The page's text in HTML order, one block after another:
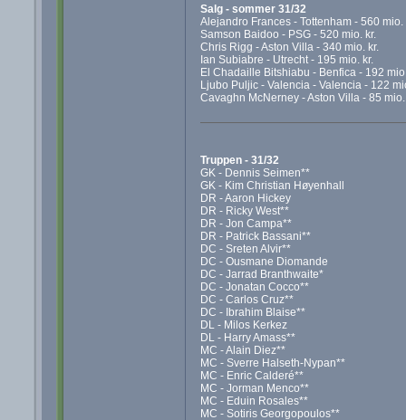
Salg - sommer 31/32
Alejandro Frances - Tottenham - 560 mio.
Samson Baidoo - PSG - 520 mio. kr.
Chris Rigg - Aston Villa - 340 mio. kr.
Ian Subiabre - Utrecht - 195 mio. kr.
El Chadaille Bitshiabu - Benfica - 192
Ljubo Puljic - Valencia - Valencia - 122
Cavaghn McNerney - Aston Villa - 85 mio.
Truppen - 31/32
GK - Dennis Seimen**
GK - Kim Christian Høyenhall
DR - Aaron Hickey
DR - Ricky West**
DR - Jon Campa**
DR - Patrick Bassani**
DC - Sreten Alvir**
DC - Ousmane Diomande
DC - Jarrad Branthwaite*
DC - Jonatan Cocco**
DC - Carlos Cruz**
DC - Ibrahim Blaise**
DL - Milos Kerkez
DL - Harry Amass**
MC - Alain Diez**
MC - Sverre Halseth-Nypan**
MC - Enric Calderé**
MC - Jorman Menco**
MC - Eduin Rosales**
MC - Sotiris Georgopoulos**